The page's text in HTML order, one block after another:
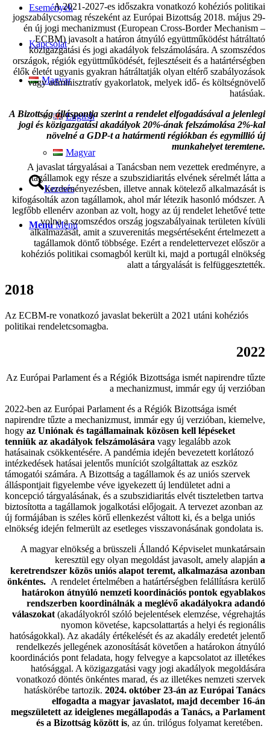
Események
Kapcsolat
Magyar
English
Magyar
Keresés
Menu Menu
A 2021-2027-es időszakra vonatkozó kohéziós politikai
jogszabálycsomag részeként az Európai Bizottság 2018. május 29-
én új jogi mechanizmust (European Cross-Border Mechanism –
ECBM) javasolt a határon átnyúló együttműködést hátráltató
közigazgatási és jogi akadályok felszámolására. A szomszédos
országok, régiók együttműködését, fejlesztéseit és a határtérségben
élők életét ugyanis gyakran hátráltatják olyan eltérő szabályozások
vagy adminisztratív gyakorlatok, melyek idő- és költségnövelő
hatásúak.
A Bizottság álláspontja szerint a rendelet elfogadásával a jelenlegi
jogi és közigazgatási akadályok 20%-ának felszámolása 2%-kal
növelné a GDP-t a határmenti régiókban és egymillió új
munkahelyet teremtene.
A javaslat tárgyalásai a Tanácsban nem vezettek eredményre, a
tagállamok egy része a szubszidiaritás elvének sérelmét látta a
kezdeményezésben, illetve annak kötelező alkalmazását is
kifogásolták azon tagállamok, ahol már létezik hasonló módszer. A
legfőbb ellenérv azonban az volt, hogy az új rendelet lehetővé tette
volna a szomszédos ország jogszabályainak területen kívüli
alkalmazását, amit a szuverenitás megsértéseként értelmezett a
tagállamok döntő többsége. Ezért a rendelettervezet először a
kohéziós politikai csomagból került ki, majd a portugál elnökség
alatt a tárgyalását is felfüggesztették.
2018
Az ECBM-re vonatkozó javaslat bekerült a 2021 utáni kohéziós
politikai rendeletcsomagba.
2022
Az Európai Parlament és a Régiók Bizottsága ismét napirendre tűzte
a mechanizmust, immár egy új verzióban
2022-ben az Európai Parlament és a Régiók Bizottsága ismét
napirendre tűzte a mechanizmust, immár egy új verzióban, kiemelve,
hogy az Uniónak és tagállamainak közösen kell lépéseket
tenniük az akadályok felszámolására vagy legalább azok
hatásainak csökkentésére. A pandémia idején bevezetett korlátozó
intézkedések hatásai jelentős muníciót szolgáltattak az eszköz
támogatói számára. A Bizottság a tagállamok és az uniós szervek
álláspontjait figyelembe véve igyekezett új lendületet adni a
koncepció tárgyalásának, és a szubszidiaritás elvét tiszteletben tartva
biztosította a tagállamok jogalkotási előjogait. A tervezet azonban az
új formájában is széles körű ellenkezést váltott ki, és a belga uniós
elnökség idején felmerült az esetleges visszavonásának gondolata is.
A magyar elnökség a brüsszeli Állandó Képviselet munkatársain
keresztül egy olyan megoldást javasolt, amely alapján a
keretrendszer közös uniós alapot teremt, alkalmazása azonban
önkéntes. A rendelet értelmében a határtérségben felállításra kerülő
határokon átnyúló nemzeti koordinációs pontok egyablakos
rendszerben koordinálnák a meglévő akadályokra adandó
válaszokat (akadályokról szóló bejelentések elemzése, végrehajtás
nyomon követése, kapcsolattartás a helyi és regionális
hatóságokkal). Az akadály értékelését és az akadály eredetét jelentő
rendelkezés jellegének azonosítását követően a határokon átnyúló
koordinációs pont feladata, hogy felvegye a kapcsolatot az illetékes
hatósággal. A közigazgatási vagy jogi akadályok megoldására
vonatkozó döntés önkéntes marad, és az illetékes nemzeti szervek
hatáskörébe tartozik. 2024. október 23-án az Európai Tanács
elfogadta a magyar javaslatot, majd december 16-án
megszületett az ideiglenes megállapodás a Tanács, a Parlament
és a Bizottság között is, az ún. trilógus folyamat keretében.